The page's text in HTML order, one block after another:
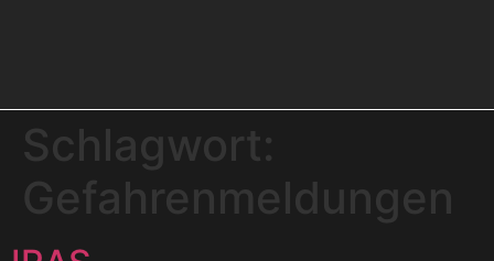
Schlagwort:
Gefahrenmeldungen